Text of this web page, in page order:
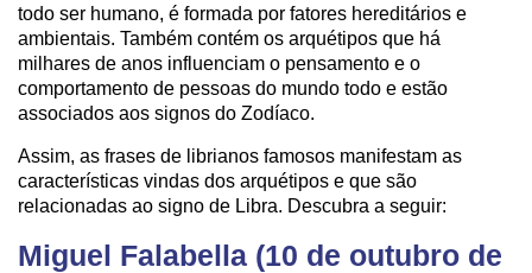
todo ser humano, é formada por fatores hereditários e
ambientais. Também contém os arquétipos que há
milhares de anos influenciam o pensamento e o
comportamento de pessoas do mundo todo e estão
associados aos signos do Zodíaco.
Assim, as frases de librianos famosos manifestam as
características vindas dos arquétipos e que são
relacionadas ao signo de Libra. Descubra a seguir:
Miguel Falabella (10 de outubro de